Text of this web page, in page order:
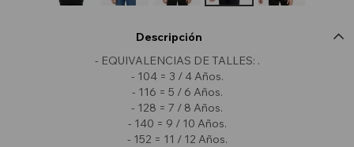
Descripción
- EQUIVALENCIAS DE TALLES: .
- 104 = 3 / 4 Años.
- 116 = 5 / 6 Años.
- 128 = 7 / 8 Años.
- 140 = 9 / 10 Años.
- 152 = 11 / 12 Años.